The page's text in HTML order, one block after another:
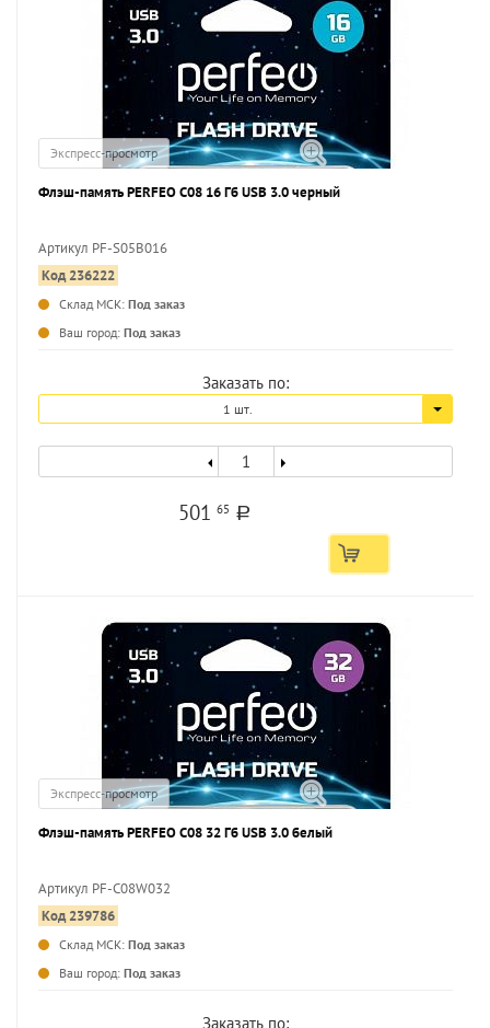
Экспресс-просмотр
Флэш-память PERFEO C08 16 Гб USB 3.0 черный
Артикул PF-S05B016
Код 236222
Склад МСК: Под заказ
Ваш город: Под заказ
Заказать по:
1 шт.
50165 a
Экспресс-просмотр
Флэш-память PERFEO C08 32 Гб USB 3.0 белый
Артикул PF-C08W032
Код 239786
Склад МСК: Под заказ
Ваш город: Под заказ
Заказать по: